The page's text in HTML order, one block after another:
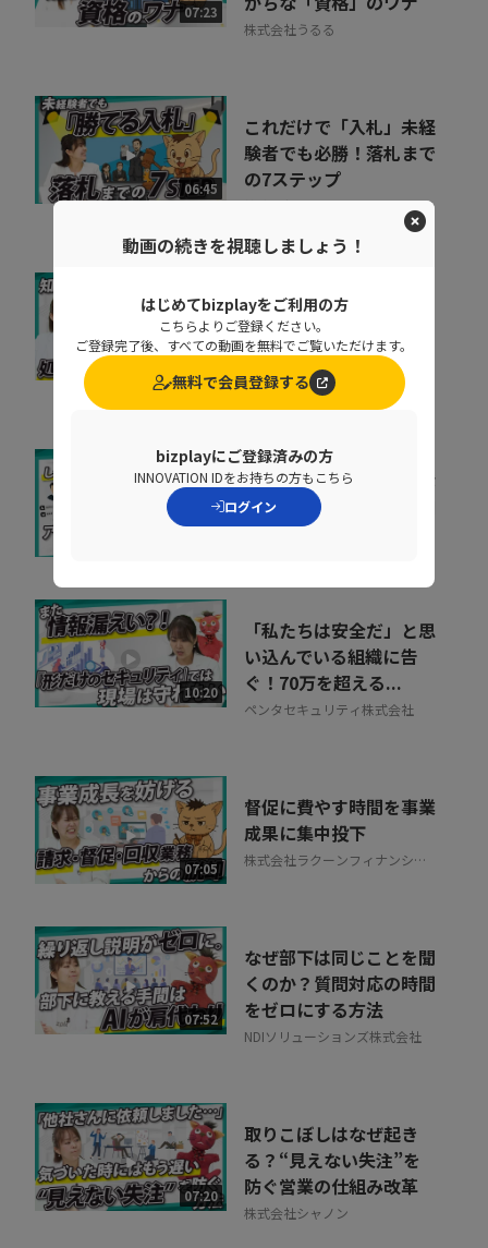
07:23
株式会社うるる
06:45
これだけで「入札」未経
験者でも必勝！落札まで
の7ステップ
株式会社うるる
基幹データベースのセキ
ュリティを強化するとき
に処理速度を落と...
ペンタセキュリティ株式会社
増え続けるID、見きれな
い管理が事故を生む理由
株式会社インターネットイニシ
10:20
「私たちは安全だ」と思
い込んでいる組織に告
ぐ！70万を超える...
ペンタセキュリティ株式会社
07:05
督促に費やす時間を事業
成果に集中投下
株式会社ラクーンフィナンシャ
07:52
なぜ部下は同じことを聞
くのか？質問対応の時間
をゼロにする方法
NDIソリューションズ株式会社
07:20
取りこぼしはなぜ起き
る？“見えない失注”を
防ぐ営業の仕組み改革
株式会社シャノン
動画の続きを視聴しましょう！
はじめてbizplayをご利用の方
こちらよりご登録ください。
ご登録完了後、すべての動画を無料でご覧いただけます。
無料で会員登録する
bizplayにご登録済みの方
INNOVATION IDをお持ちの方もこちら
ログイン